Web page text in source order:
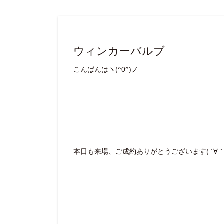
ウィンカーバルブ
こんばんはヽ(^0^)ノ
本日も来場、ご成約ありがとうございます( ´∀